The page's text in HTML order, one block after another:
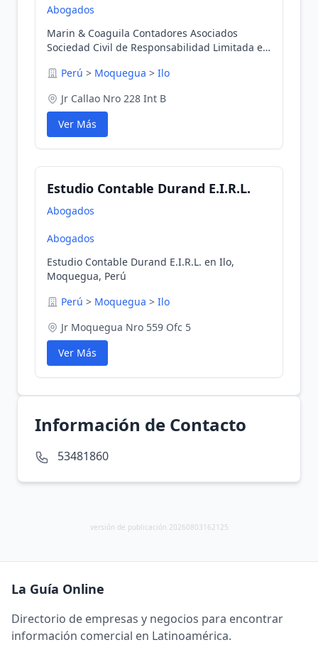
Abogados
Marin & Coaguila Contadores Asociados
Sociedad Civil de Responsabilidad Limitada en
Perú > Moquegua > Ilo
Jr Callao Nro 228 Int B
Ver Más
Estudio Contable Durand E.I.R.L.
Abogados
Abogados
Estudio Contable Durand E.I.R.L. en Ilo,
Moquegua, Perú
Perú > Moquegua > Ilo
Jr Moquegua Nro 559 Ofc 5
Ver Más
Información de Contacto
53481860
versión de publicación 20260803162125
La Guía Online
Directorio de empresas y negocios para encontrar
información comercial en Latinoamérica.